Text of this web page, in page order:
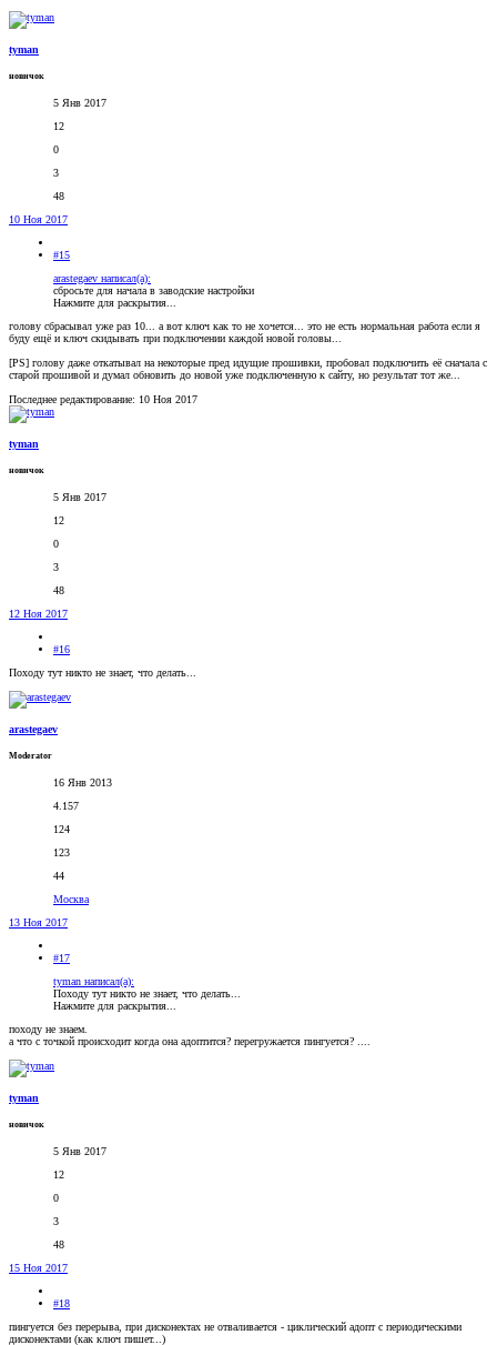
tyman
новичок
5 Янв 2017
12
0
3
48
10 Ноя 2017
#15
arastegaev написал(а):
сбросьте для начала в заводские настройки
Нажмите для раскрытия...
голову сбрасывал уже раз 10... а вот ключ как то не хочется... это не есть нормальная работа если я
буду ещё и ключ скидывать при подключении каждой новой головы...
[PS] голову даже откатывал на некоторые пред идущие прошивки, пробовал подключить её сначала с
старой прошивой и думал обновить до новой уже подключенную к сайту, но результат тот же...
Последнее редактирование: 10 Ноя 2017
tyman
новичок
5 Янв 2017
12
0
3
48
12 Ноя 2017
#16
Походу тут никто не знает, что делать...
arastegaev
Moderator
16 Янв 2013
4.157
124
123
44
Москва
13 Ноя 2017
#17
tyman написал(а):
Походу тут никто не знает, что делать...
Нажмите для раскрытия...
походу не знаем.
а что с точкой происходит когда она адоптится? перегружается пингуется? ....
tyman
новичок
5 Янв 2017
12
0
3
48
15 Ноя 2017
#18
пингуется без перерыва, при дисконектах не отваливается - циклический адопт с периодическими
дисконектами (как ключ пишет...)